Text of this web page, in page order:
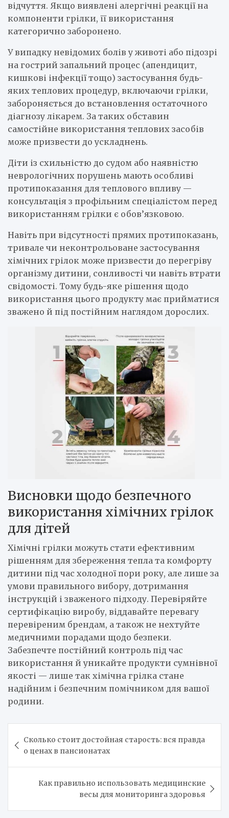
відчуття. Якщо виявлені алергічні реакції на
компоненти грілки, її використання
категорично заборонено.
У випадку невідомих болів у животі або підозрі
на гострий запальний процес (апендицит,
кишкові інфекції тощо) застосування будь-
яких теплових процедур, включаючи грілки,
забороняється до встановлення остаточного
діагнозу лікарем. За таких обставин
самостійне використання теплових засобів
може призвести до ускладнень.
Діти із схильністю до судом або наявністю
неврологічних порушень мають особливі
протипоказання для теплового впливу —
консультація з профільним спеціалістом перед
використанням грілки є обов’язковою.
Навіть при відсутності прямих протипоказань,
тривале чи неконтрольоване застосування
хімічних грілок може призвести до перегріву
організму дитини, сонливості чи навіть втрати
свідомості. Тому будь-яке рішення щодо
використання цього продукту має прийматися
зважено й під постійним наглядом дорослих.
Висновки щодо безпечного
використання хімічних грілок
для дітей
Хімічні грілки можуть стати ефективним
рішенням для збереження тепла та комфорту
дитини під час холодної пори року, але лише за
умови правильного вибору, дотримання
інструкцій і зваженого підходу. Перевіряйте
сертифікацію виробу, віддавайте перевагу
перевіреним брендам, а також не нехтуйте
медичними порадами щодо безпеки.
Забезпечте постійний контроль під час
використання й уникайте продукти сумнівної
якості — лише так хімічна грілка стане
надійним і безпечним помічником для вашої
родини.
по
записям
Сколько стоит достойная старость: вся правда
о ценах в пансионатах
Как правильно использовать медицинские
весы для мониторинга здоровья